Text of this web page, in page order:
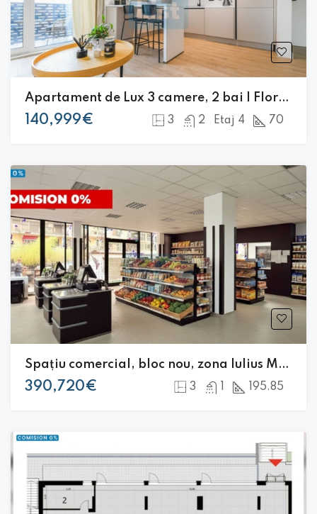
Apartament de Lux 3 camere, 2 bai | Floresti | Comision 0% |
140,999€ 3 2 Etaj 4 70
Spațiu comercial, bloc nou, zona Iulius Mall
390,720€ 3 1 195.85